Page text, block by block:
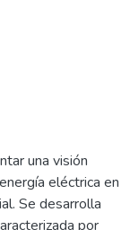
una visión
eléctrica en
Se desarrolla
por